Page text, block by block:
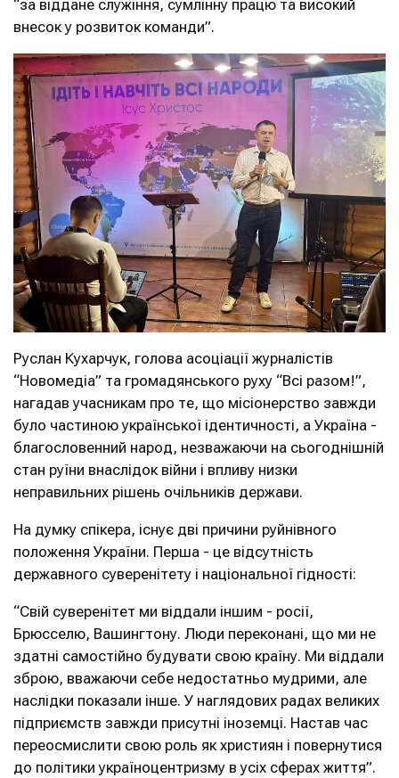
“за віддане служіння, сумлінну працю та високий
внесок у розвиток команди”.
Руслан Кухарчук, голова асоціації журналістів
“Новомедіа” та громадянського руху “Всі разом!”,
нагадав учасникам про те, що місіонерство завжди
було частиною української ідентичності, а Україна -
благословенний народ, незважаючи на сьогоднішній
стан руїни внаслідок війни і впливу низки
неправильних рішень очільників держави.
На думку спікера, існує дві причини руйнівного
положення України. Перша - це відсутність
державного суверенітету і національної гідності:
“Свій суверенітет ми віддали іншим - росії,
Брюсселю, Вашингтону. Люди переконані, що ми не
здатні самостійно будувати свою країну. Ми віддали
зброю, вважаючи себе недостатньо мудрими, але
наслідки показали інше. У наглядових радах великих
підприємств завжди присутні іноземці. Настав час
переосмислити свою роль як християн і повернутися
до політики україноцентризму в усіх сферах життя”.